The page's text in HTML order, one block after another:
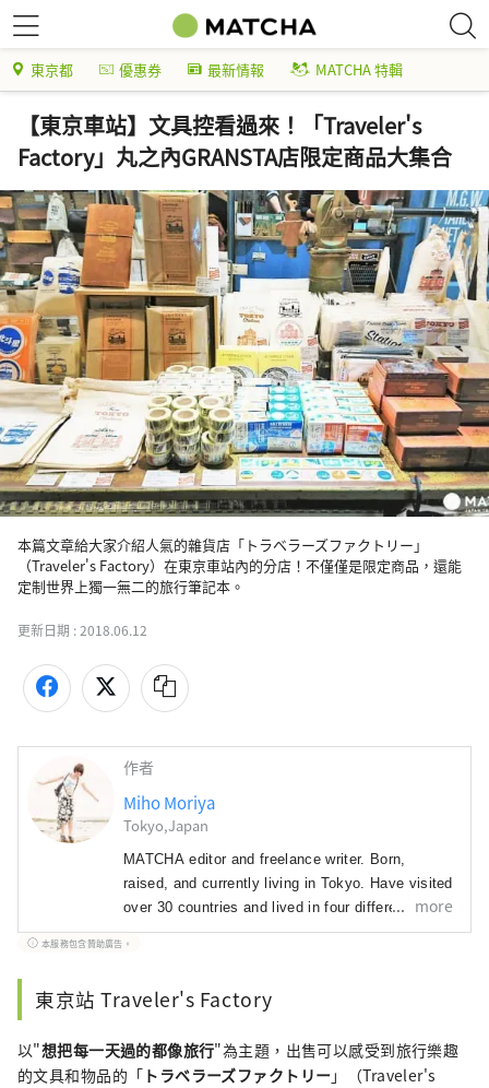
東京都 優惠券 最新情報 MATCHA 特輯
【東京車站】文具控看過來！「Traveler's
Factory」丸之內GRANSTA店限定商品大集合
本篇文章給大家介紹人氣的雜貨店「トラベラーズファクトリー」
（Traveler's Factory）在東京車站內的分店！不僅僅是限定商品，還能
定制世界上獨一無二的旅行筆記本。
更新日期 :2018.06.12
作者
Miho Moriya
Tokyo,Japan
MATCHA editor and freelance writer. Born,
raised, and currently living in Tokyo. Have visited
over 30 countries and lived in four different
prefectures. I have traveled to almost all 47
charms of a destination through words and
more
本服務包含贊助廣告。
東京站 Traveler's Factory
以"想把每一天過的都像旅行"為主題，出售可以感受到旅行樂趣
的文具和物品的「 トラベラーズファクトリー」（Traveler's